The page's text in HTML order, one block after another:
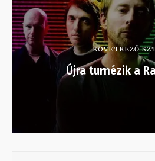
KÖVETKEZŐ
Újra turnézik a